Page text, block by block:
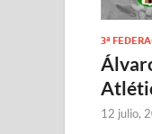
3ª
12 julio,